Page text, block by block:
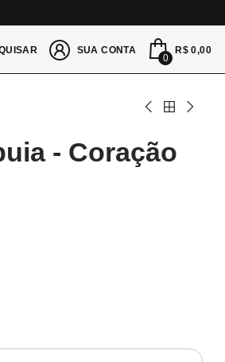
SUA CONTA
0
R$ 0,00
- Coração